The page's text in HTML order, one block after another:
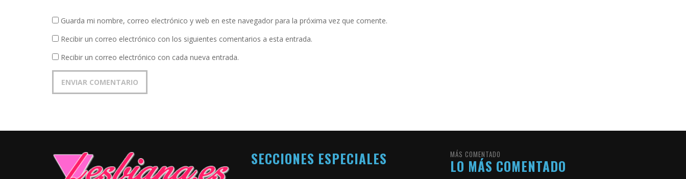
Guarda mi nombre, correo electrónico y web en este navegador para la próxima vez que comente.
Recibir un correo electrónico con los siguientes comentarios a esta entrada.
Recibir un correo electrónico con cada nueva entrada.
SECCIONES ESPECIALES MÁS COMENTADO
LO MÁS COMENTADO